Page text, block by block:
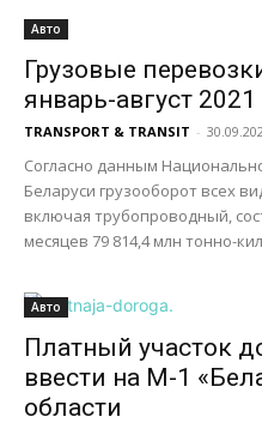
Авто
Грузовые
январь-август 2021
TRANSPORT & TRANSIT -
Согласно данным
Беларуси грузооборот всех
включая трубопроводный,
месяцев 79 814,4 млн тонно-
Авто
Платный участок
ввести на М-1
области